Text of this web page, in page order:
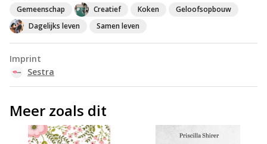
Gemeenschap Creatief Koken
Geloofsopbouw
Dagelijks leven
Samen leven
Imprint
Sestra
Meer zoals dit